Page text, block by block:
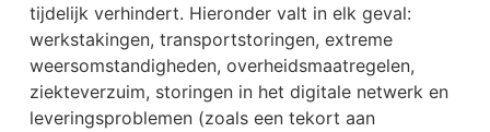
tijdelijk verhindert. Hieronder valt in elk geval:
werkstakingen, transportstoringen, extreme
weersomstandigheden, overheidsmaatregelen,
ziekteverzuim, storingen in het digitale netwerk en
leveringsproblemen (zoals een tekort aan